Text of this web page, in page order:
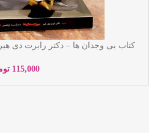
کتاب بی وجدان ها – دکتر رابرت دی
115,000